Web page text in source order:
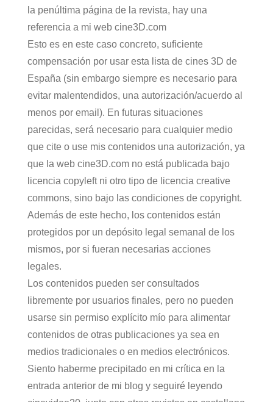
la penúltima página de la revista, hay una
referencia a mi web cine3D.com
Esto es en este caso concreto, suficiente
compensación por usar esta lista de cines 3D de
España (sin embargo siempre es necesario para
evitar malentendidos, una autorización/acuerdo al
menos por email). En futuras situaciones
parecidas, será necesario para cualquier medio
que cite o use mis contenidos una autorización, ya
que la web cine3D.com no está publicada bajo
licencia copyleft ni otro tipo de licencia creative
commons, sino bajo las condiciones de copyright.
Además de este hecho, los contenidos están
protegidos por un depósito legal semanal de los
mismos, por si fueran necesarias acciones
legales.
Los contenidos pueden ser consultados
libremente por usuarios finales, pero no pueden
usarse sin permiso explícito mío para alimentar
contenidos de otras publicaciones ya sea en
medios tradicionales o en medios electrónicos.
Siento haberme precipitado en mi crítica en la
entrada anterior de mi blog y seguiré leyendo